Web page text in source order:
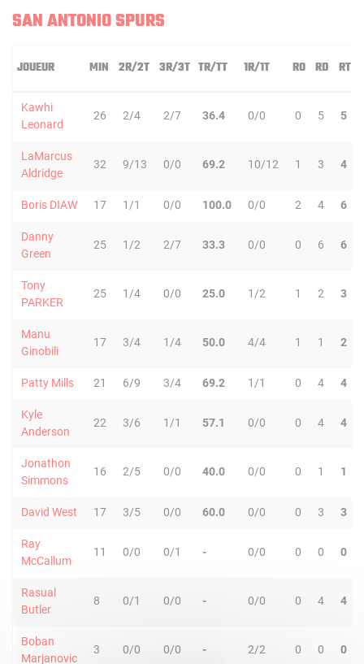
SAN ANTONIO SPURS
JOUEUR MIN 2R/2T 3R/3T TR/TT 1R/1T RO RD RT
Kawhi
Leonard
26 2/4 2/7 36.4 0/0 0 5 5
LaMarcus
Aldridge
32 9/13 0/0 69.2 10/12 1 3 4
Boris DIAW 17 1/1 0/0 100.0 0/0 2 4 6
Danny
Green
25 1/2 2/7 33.3 0/0 0 6 6
Tony
PARKER
25 1/4 0/0 25.0 1/2 1 2 3
Manu
Ginobili
17 3/4 1/4 50.0 4/4 1 1 2
Patty Mills 21 6/9 3/4 69.2 1/1 0 4 4
Kyle
Anderson
22 3/6 1/1 57.1 0/0 0 4 4
Jonathon
Simmons
16 2/5 0/0 40.0 0/0 0 1 1
David West 17 3/5 0/0 60.0 0/0 0 3 3
Ray
McCallum
11 0/0 0/1 - 0/0 0 0 0
Rasual
Butler
8 0/1 0/0 - 0/0 0 4 4
Boban
Marjanovic
3 0/0 0/0 - 2/2 0 0 0